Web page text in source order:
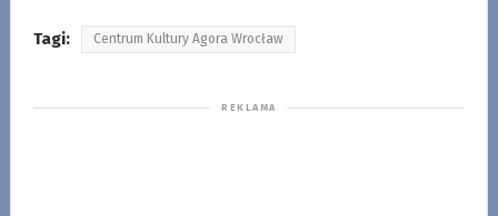
Tagi: Centrum Kultury Agora Wrocław